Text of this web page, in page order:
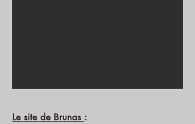
Le site de Brunas :